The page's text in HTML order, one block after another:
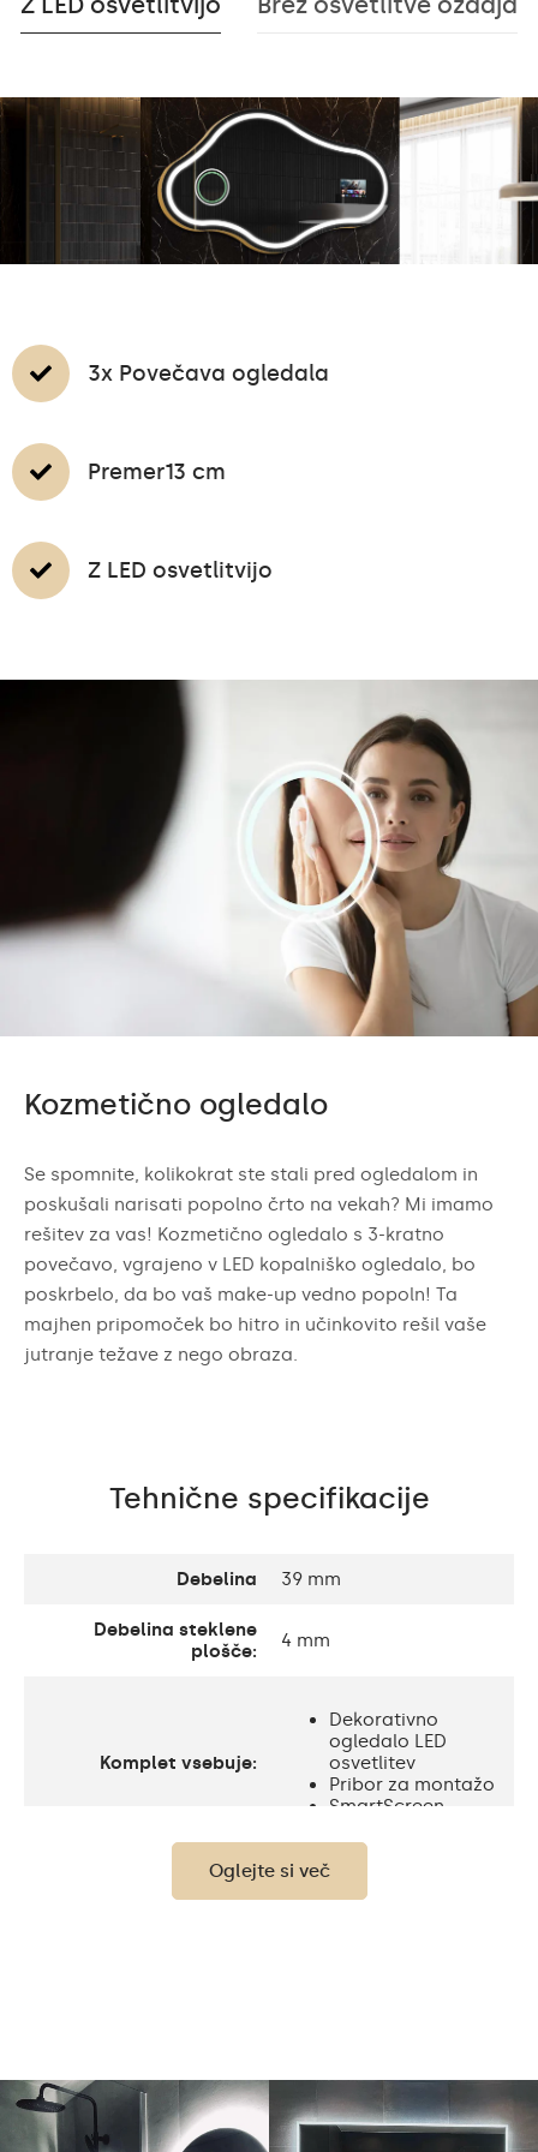
3x Povečava ogledala
Premer13 cm
Z LED osvetlitvijo
Kozmetično ogledalo
Se spomnite, kolikokrat ste stali pred ogledalom in
poskušali narisati popolno črto na vekah? Mi imamo
rešitev za vas! Kozmetično ogledalo s 3-kratno
povečavo, vgrajeno v LED kopalniško ogledalo, bo
poskrbelo, da bo vaš make-up vedno popoln! Ta
majhen pripomoček bo hitro in učinkovito rešil vaše
jutranje težave z nego obraza.
Tehnične specifikacije
Debelina 39 mm
Debelina steklene
plošče:
4 mm
Komplet vsebuje:
Dekorativno
ogledalo LED
osvetlitev
Pribor za montažo
SmartScreen
Zaščita IP20
Topla bela 3000K /
Nevtralna bela 4500K /
Oglejte si več